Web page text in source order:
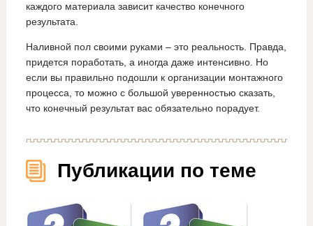
каждого материала зависит качество конечного
результата.
Наливной пол своими руками – это реальность. Правда,
придется поработать, а иногда даже интенсивно. Но
если вы правильно подошли к организации монтажного
процесса, то можно с большой уверенностью сказать,
что конечный результат вас обязательно порадует.
Публикации по теме